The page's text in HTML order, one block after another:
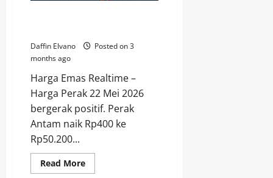
Daffin Elvano
Posted on 3
months ago
Harga Emas Realtime –
Harga Perak 22 Mei 2026
bergerak positif. Perak
Antam naik Rp400 ke
Rp50.200...
Read MoreRead
more